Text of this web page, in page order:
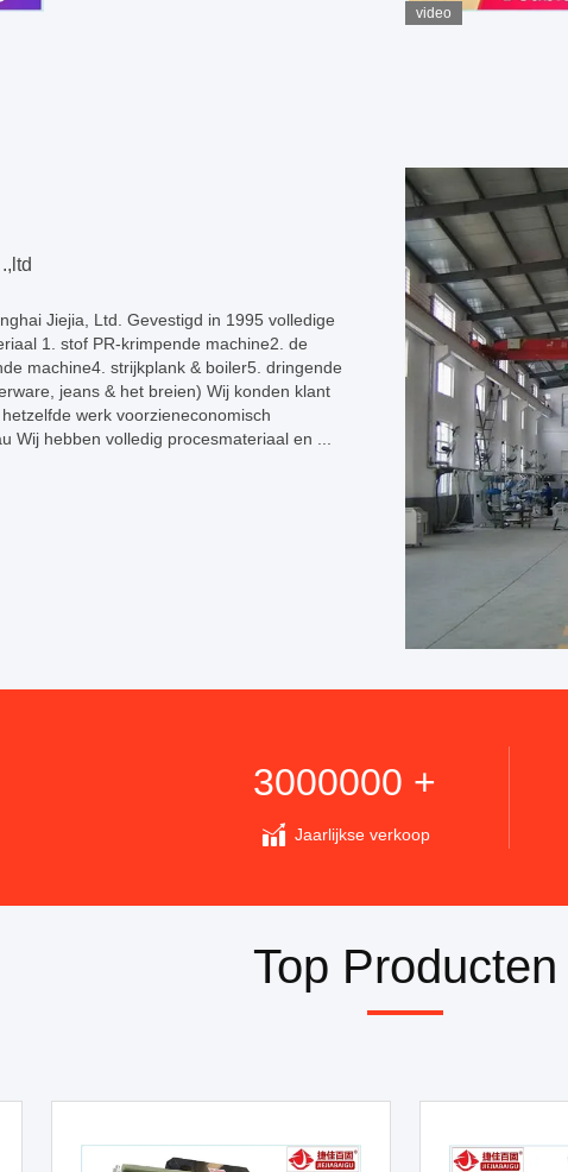
video
Jiejia, Ltd. Gevestigd in 1995 volledige
1. stof PR-krimpende machine2. de
machine4. strijkplank & boiler5. dringende
jeans & het breien) Wij konden klant
werk voorzieneconomisch
Wij hebben volledig procesmateriaal en ...
3000000 +
Jaarlijkse verkoop
Top Producten